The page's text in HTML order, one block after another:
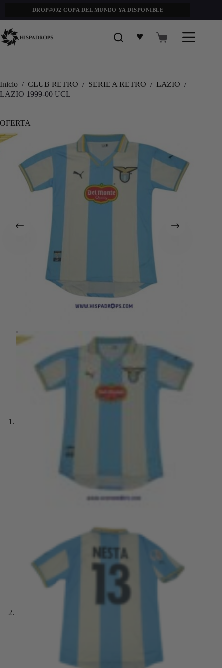
DROP#002 COPA DEL MUNDO YA DISPONIBLE
♥
Inicio / CLUB RETRO / SERIE A RETRO / LAZIO /
LAZIO 1999-00 UCL
OFERTA